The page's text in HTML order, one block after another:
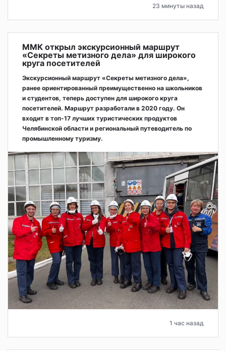
23 минуты назад
ММК открыл экскурсионный маршрут
«Секреты метизного дела» для широкого
круга посетителей
Экскурсионный маршрут «Секреты метизного дела»,
ранее ориентированный преимущественно на школьников
и студентов, теперь доступен для широкого круга
посетителей. Маршрут разработали в 2020 году. Он
входит в топ-17 лучших туристических продуктов
Челябинской области и региональный путеводитель по
промышленному туризму.
1 час назад